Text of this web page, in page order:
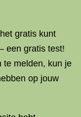
gratis kunt
een gratis test!
te melden, kun je
op jouw